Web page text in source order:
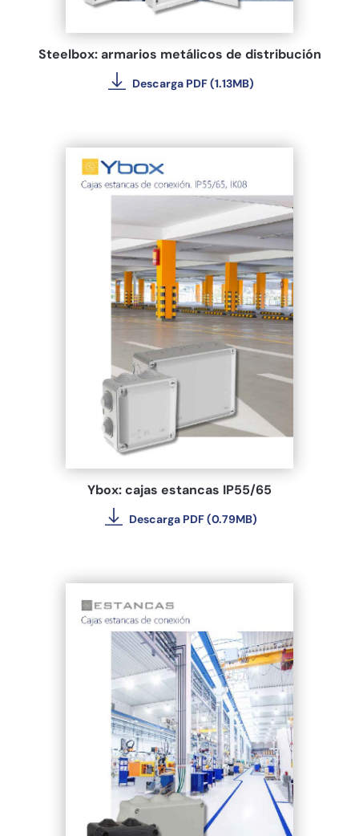
Steelbox: armarios metálicos de distribución
Descarga PDF (1.13MB)
Ybox: cajas estancas IP55/65
Descarga PDF (0.79MB)